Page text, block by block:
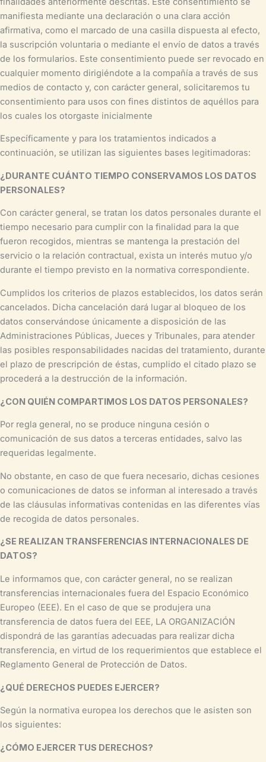
manifiesta mediante una declaración o una clara acción
afirmativa, como el marcado de una casilla dispuesta al efecto,
la suscripción voluntaria o mediante el envío de datos a través
de los formularios. Este consentimiento puede ser revocado en
cualquier momento dirigiéndote a la compañía a través de sus
medios de contacto y, con carácter general, solicitaremos tu
consentimiento para usos con fines distintos de aquéllos para
los cuales los otorgaste inicialmente
Específicamente y para los tratamientos indicados a
continuación, se utilizan las siguientes bases legitimadoras:
¿DURANTE CUÁNTO TIEMPO CONSERVAMOS LOS DATOS
PERSONALES?
Con carácter general, se tratan los datos personales durante el
tiempo necesario para cumplir con la finalidad para la que
fueron recogidos, mientras se mantenga la prestación del
servicio o la relación contractual, exista un interés mutuo y/o
durante el tiempo previsto en la normativa correspondiente.
Cumplidos los criterios de plazos establecidos, los datos serán
cancelados. Dicha cancelación dará lugar al bloqueo de los
datos conservándose únicamente a disposición de las
Administraciones Públicas, Jueces y Tribunales, para atender
las posibles responsabilidades nacidas del tratamiento, durante
el plazo de prescripción de éstas, cumplido el citado plazo se
procederá a la destrucción de la información.
¿CON QUIÉN COMPARTIMOS LOS DATOS PERSONALES?
Por regla general, no se produce ninguna cesión o
comunicación de sus datos a terceras entidades, salvo las
requeridas legalmente.
No obstante, en caso de que fuera necesario, dichas cesiones
o comunicaciones de datos se informan al interesado a través
de las cláusulas informativas contenidas en las diferentes vías
de recogida de datos personales.
¿SE REALIZAN TRANSFERENCIAS INTERNACIONALES DE
DATOS?
Le informamos que, con carácter general, no se realizan
transferencias internacionales fuera del Espacio Económico
Europeo (EEE). En el caso de que se produjera una
transferencia de datos fuera del EEE, LA ORGANIZACIÓN
dispondrá de las garantías adecuadas para realizar dicha
transferencia, en virtud de los requerimientos que establece el
Reglamento General de Protección de Datos.
¿QUÉ DERECHOS PUEDES EJERCER?
Según la normativa europea los derechos que le asisten son
los siguientes:
¿CÓMO EJERCER TUS DERECHOS?